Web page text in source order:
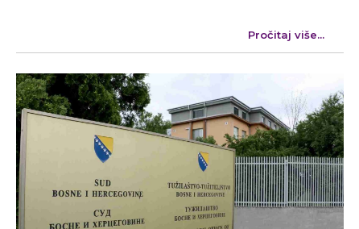
Pročitaj više...